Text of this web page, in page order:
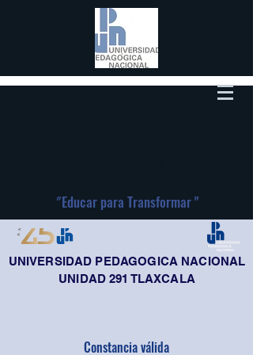
"Educar para Transformar "
UNIVERSIDAD PEDAGOGICA NACIONAL
UNIDAD 291 TLAXCALA
Constancia válida